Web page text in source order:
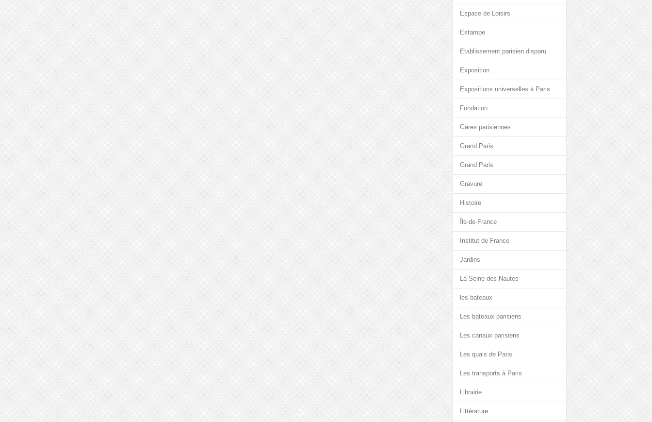
Espace de Loisirs
Estampe
Etablissement parisien disparu
Exposition
Expositions universelles à Paris
Fondation
Gares parisiennes
Grand Paris
Grand Paris
Gravure
Histoire
Île-de-France
Institut de France
Jardins
La Seine des Nautes
les bateaux
Les bateaux parisiens
Les canaux parisiens
Les quais de Paris
Les transports à Paris
Librairie
Littérature